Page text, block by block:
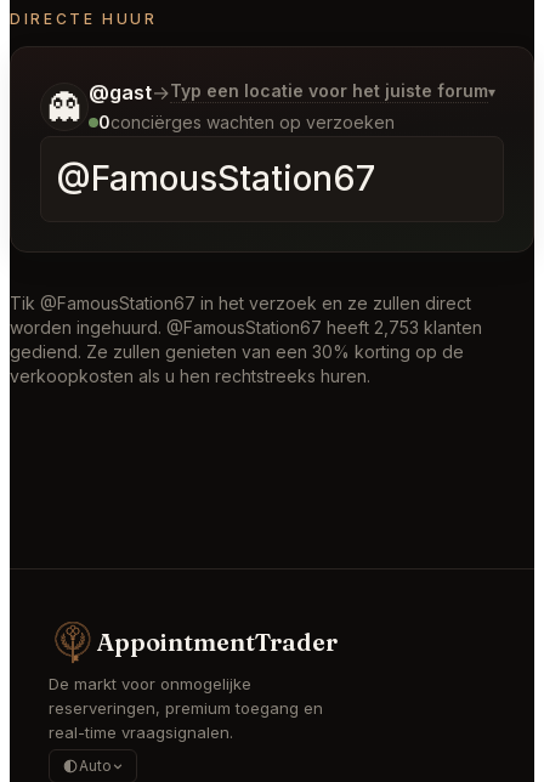
DIRECTE HUUR
👻 @gast→Typ een locatie voor het juiste forum▾
0conciërges wachten op verzoeken
Vertel me wat je wilt.
Tik @FamousStation67 in het verzoek en ze zullen direct
worden ingehuurd. @FamousStation67 heeft 2,753 klanten
gediend. Ze zullen genieten van een 30% korting op de
verkoopkosten als u hen rechtstreeks huren.
AppointmentTrader
De markt voor onmogelijke
reserveringen, premium toegang en
real-time vraagsignalen.
Auto